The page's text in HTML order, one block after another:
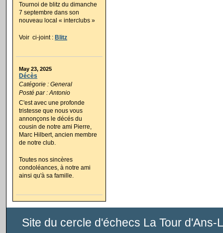
Tournoi de blitz du dimanche
7 septembre dans son
nouveau local « interclubs »
Voir ci-joint : Blitz
May 23, 2025
Décès
Catégorie : General
Posté par : Antonio
C'est avec une profonde
tristesse que nous vous
annonçons le décés du
cousin de notre ami Pierre,
Marc Hilbert, ancien membre
de notre club.
Toutes nos sincères
condoléances, à notre ami
ainsi qu'à sa famille.
Site du cercle d'échecs La Tour